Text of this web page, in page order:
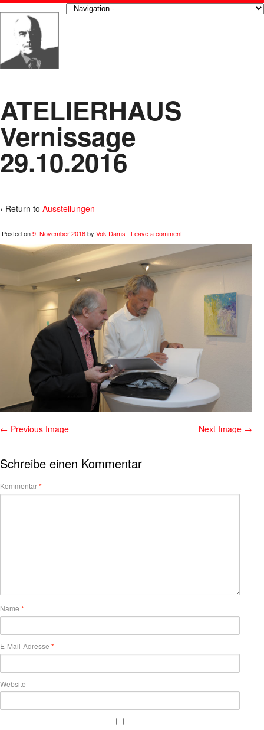
ATELIERHAUS
Vernissage
29.10.2016
‹ Return to Ausstellungen
Posted on9. November 2016by Vok Dams | Leave a comment
← Previous Image Next Image →
Schreibe einen Kommentar
Kommentar*
Name *
E-Mail-Adresse *
Website